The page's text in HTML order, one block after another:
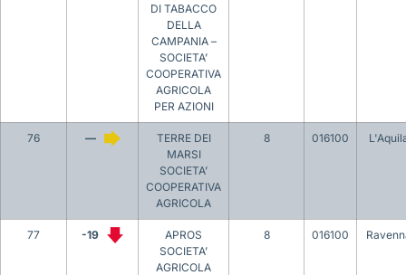
DI TABACCO
DELLA
CAMPANIA –
SOCIETA’
COOPERATIVA
AGRICOLA
PER AZIONI
76 —
TERRE DEI
MARSI
SOCIETA’
COOPERATIVA
AGRICOLA
8 016100
77 -19
APROS
SOCIETA’
AGRICOLA
8 016100